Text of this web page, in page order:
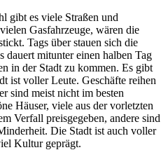
gibt es viele Straßen und
Gasfahrzeuge, wären die
Tags über stauen sich die
dauert mitunter einen halben Tag
in der Stadt zu kommen. Es gibt
ist voller Leute. Geschäfte reihen
sind meist nicht im besten
Häuser, viele aus der vorletzten
Verfall preisgegeben, andere sind
Die Stadt ist auch voller
Kultur geprägt.